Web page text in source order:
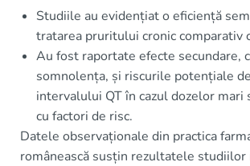
Studiile au evidențiat o eficiență
tratarea pruritului cronic comparativ
Au fost raportate efecte secundare,
somnolența, și riscurile potențiale
intervalului QT în cazul dozelor mari
cu factori de risc.
Datele observaționale din practica
românească susțin rezultatele